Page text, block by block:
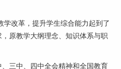
改革，提升学生综合能力起到了
原教学大纲理念、知识体系与职
三中、四中全会精神和全国教育